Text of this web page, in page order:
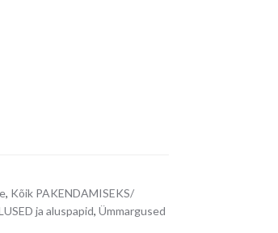
, Kõik PAKENDAMISEKS/
ja aluspapid, Ümmargused